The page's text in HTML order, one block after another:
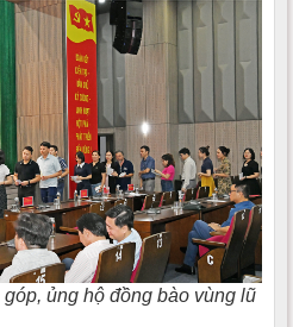
ủng hộ đồng bào vùng lũ